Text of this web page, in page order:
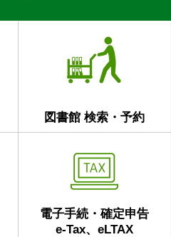
図書館 検索・予約
電子手続・確定申告
e-Tax、eLTAX